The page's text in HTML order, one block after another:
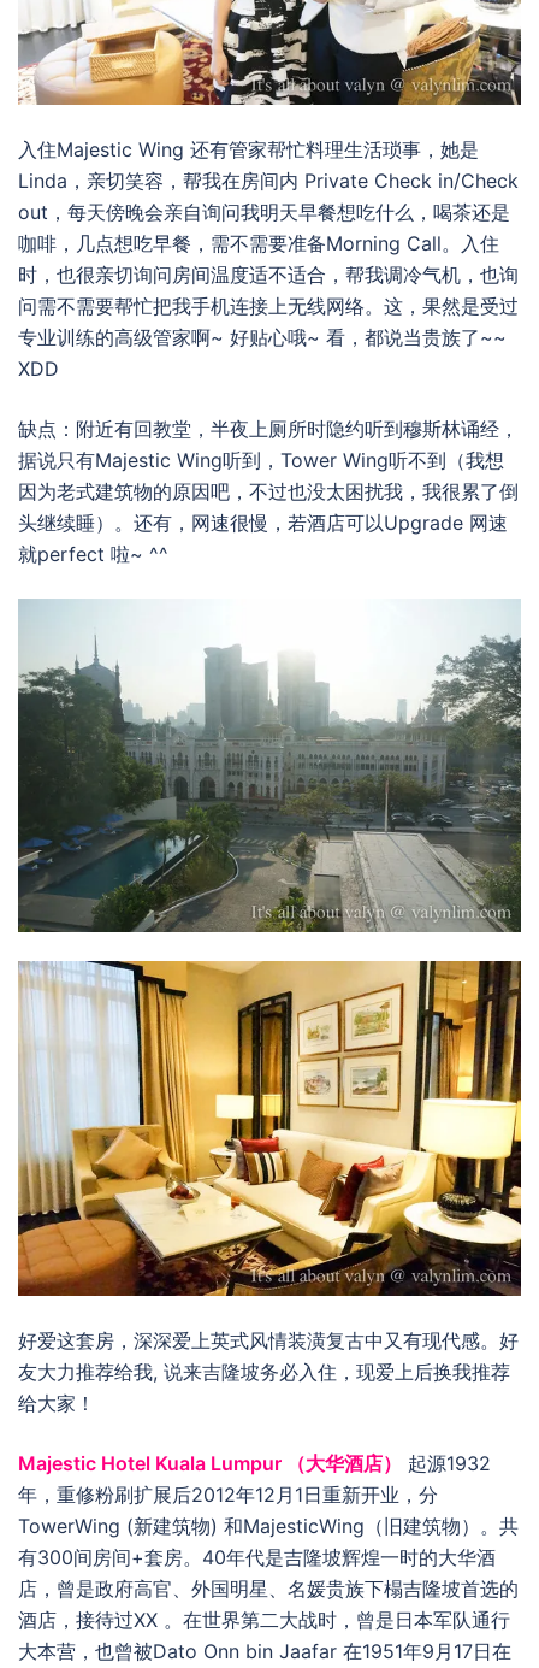
入住Majestic Wing 还有管家帮忙料理生活琐事，她是
Linda，亲切笑容，帮我在房间内 Private Check in/Check
out，每天傍晚会亲自询问我明天早餐想吃什么，喝茶还是
咖啡，几点想吃早餐，需不需要准备Morning Call。入住
时，也很亲切询问房间温度适不适合，帮我调冷气机，也询
问需不需要帮忙把我手机连接上无线网络。这，果然是受过
专业训练的高级管家啊~ 好贴心哦~ 看，都说当贵族了~~
XDD
缺点：附近有回教堂，半夜上厕所时隐约听到穆斯林诵经，
据说只有Majestic Wing听到，Tower Wing听不到（我想
因为老式建筑物的原因吧，不过也没太困扰我，我很累了倒
头继续睡）。还有，网速很慢，若酒店可以Upgrade 网速
就perfect 啦~ ^^
好爱这套房，深深爱上英式风情装潢复古中又有现代感。好
友大力推荐给我, 说来吉隆坡务必入住，现爱上后换我推荐
给大家！
Majestic Hotel Kuala Lumpur （大华酒店）
起源1932
年，重修粉刷扩展后2012年12月1日重新开业，分
TowerWing (新建筑物) 和MajesticWing（旧建筑物）。共
有300间房间+套房。40年代是吉隆坡辉煌一时的大华酒
店，曾是政府高官、外国明星、名媛贵族下榻吉隆坡首选的
酒店，接待过XX 。在世界第二大战时，曾是日本军队通行
大本营，也曾被Dato Onn bin Jaafar 在1951年9月17日在